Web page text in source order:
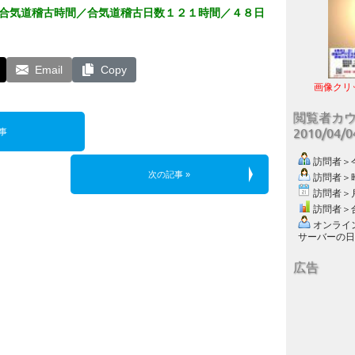
気道稽古時間／合気道稽古日数１２１時間／４８日
Email Copy
次の記事 »
画像クリ
閲覧者カ
2010/04/
訪問者＞
訪問者＞
訪問者＞
訪問者＞
オンライ
サーバーの
広告